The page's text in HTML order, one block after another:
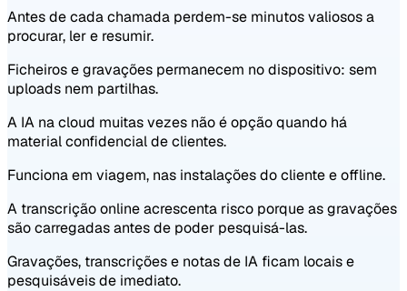
Antes de cada chamada perdem-se minutos valiosos a
procurar, ler e resumir.
Ficheiros e gravações permanecem no dispositivo: sem
uploads nem partilhas.
A IA na cloud muitas vezes não é opção quando há
material confidencial de clientes.
Funciona em viagem, nas instalações do cliente e offline.
A transcrição online acrescenta risco porque as gravações
são carregadas antes de poder pesquisá-las.
Gravações, transcrições e notas de IA ficam locais e
pesquisáveis de imediato.